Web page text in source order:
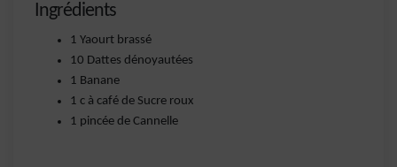
Ingrédients
1 Yaourt brassé
10 Dattes dénoyautées
1 Banane
1 c à café de Sucre roux
1 pincée de Cannelle